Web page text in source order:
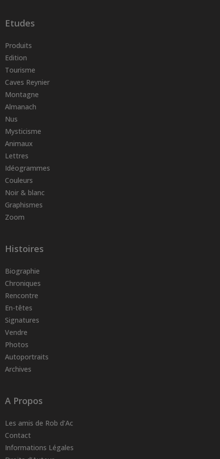
Etudes
Produits
Edition
Tourisme
Caves Reynier
Montagne
Almanach
Nus
Mysticisme
Animaux
Lettres
Idéogrammes
Couleurs
Noir & blanc
Graphismes
Zoom
Histoires
Biographie
Chroniques
Rencontre
En-têtes
Signatures
Vendre
Photos
Autoportraits
Archives
A Propos
Les amis de Rob d’Ac
Contact
Informations Légales